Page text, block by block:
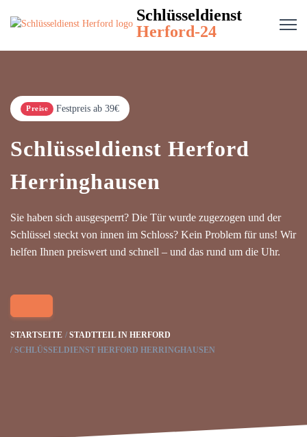
Schlüsseldienst
Herford-24
Preise Festpreis ab 39€
Schlüsseldienst Herford
Herringhausen
Sie haben sich ausgesperrt? Die Tür wurde zugezogen und der
Schlüssel steckt von innen im Schloss? Kein Problem für uns! Wir
helfen Ihnen preiswert und schnell – und das rund um die Uhr.
STARTSEITE
STADTTEIL IN HERFORD
SCHLÜSSELDIENST HERFORD HERRINGHAUSEN